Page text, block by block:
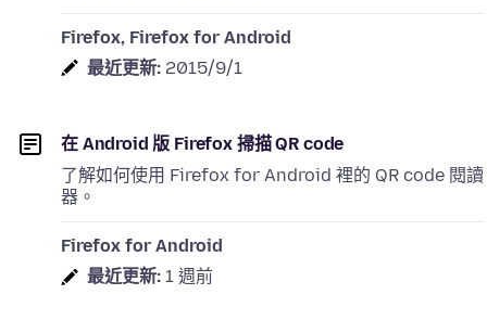
Firefox, Firefox for Android
最近更新: 2015/9/1
在 Android 版 Firefox 掃描 QR code
了解如何使用 Firefox for Android 裡的 QR code 閱讀
器。
Firefox for Android
最近更新: 1 週前